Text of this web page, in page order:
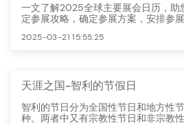
一文了解2025全球主要展会日历，助
定参展攻略，确定参展方案，安排参展
2025-03-21 15:55:25
天涯之国-智利的节假日
智利的节日分为全国性节日和地方性
种。两者中又有宗教性节日和非宗教